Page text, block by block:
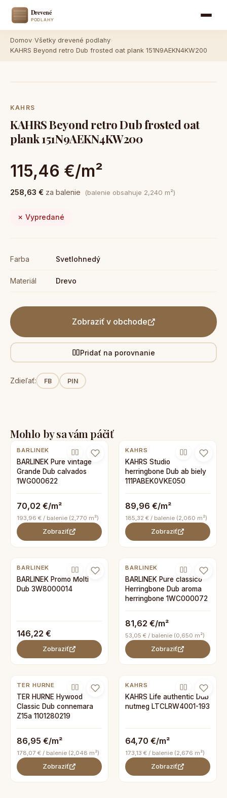
Domov Všetky drevené podlahy
KAHRS Beyond retro Dub frosted oat plank 151N9AEKN4KW200
KAHRS
KAHRS Beyond retro Dub frosted oat
plank 151N9AEKN4KW200
115,46 €/m²
258,63 € za balenie (balenie obsahuje 2,240 m²)
✗ Vypredané
Farba Svetlohnedý
Materiál Drevo
Zobraziť v obchode
Pridať na porovnanie
Zdieľať: FB PIN
Mohlo by sa vám páčiť
BARLINEK
BARLINEK Pure vintage
Grande Dub calvados
1WG000622
70,02 €/m²
193,96 € / balenie (2,770 m²)
Zobraziť
KAHRS
KAHRS Studio
herringbone Dub ab biely
111PABEK0VKE050
89,96 €/m²
185,32 € / balenie (2,060 m²)
Zobraziť
BARLINEK
BARLINEK Promo Molti
Dub 3W8000014
146,22 €
Zobraziť
BARLINEK
BARLINEK Pure classico
Herringbone Dub aroma
herringbone 1WC000072
81,62 €/m²
53,05 € / balenie (0,650 m²)
Zobraziť
TER HURNE
TER HURNE Hywood
Classic Dub connemara
Z15a 1101280219
86,95 €/m²
178,07 € / balenie (2,048 m²)
Zobraziť
KAHRS
KAHRS Life authentic Dub
nutmeg LTCLRW4001-193
64,70 €/m²
173,13 € / balenie (2,676 m²)
Zobraziť